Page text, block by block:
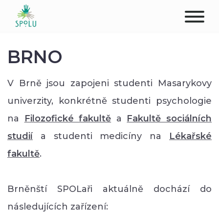
PODPOŘTE NÁS
PŮSOBIŠTĚ
BRNO
V Brně jsou zapojeni studenti Masarykovy
univerzity, konkrétně studenti psychologie
na
Filozofické fakultě a Fakultě sociálních
studií
a studenti medicíny na
Lékařské
fakultě.
Brněnští SPOLaři aktuálně dochází do
následujících zařízení: